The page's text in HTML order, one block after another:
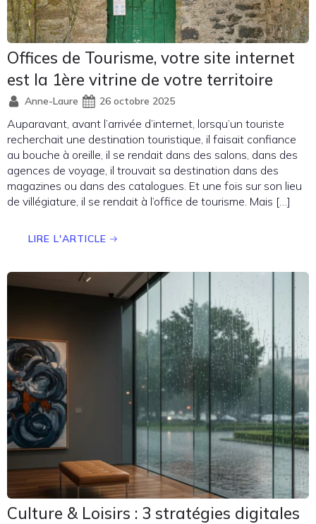
Offices de Tourisme, votre site internet
est la 1ère vitrine de votre territoire
Anne-Laure 26 octobre 2025
Auparavant, avant l’arrivée d’internet, lorsqu’un touriste
recherchait une destination touristique, il faisait confiance
au bouche à oreille, il se rendait dans des salons, dans des
agences de voyage, il trouvait sa destination dans des
magazines ou dans des catalogues. Et une fois sur son lieu
de villégiature, il se rendait à l’office de tourisme. Mais […]
LIRE L'ARTICLE
Culture & Loisirs : 3 stratégies digitales